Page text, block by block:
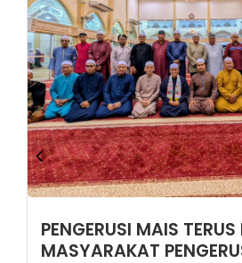
PENGERUSI MAIS TERUS
MASYARAKAT